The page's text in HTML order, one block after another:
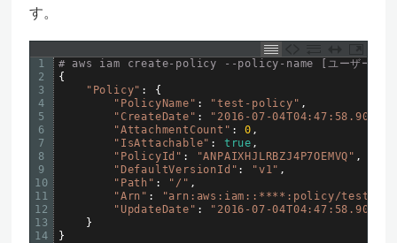
す。
1
2
3
4
5
6
7
8
9
10
11
12
13
14
# aws iam create-policy --policy-name [ユーザ
{
"Policy" :
{
"PolicyName" : "test-policy" ,
"CreateDate" : "2016-07-04T04:47:58.909Z"
"AttachmentCount" : 0 ,
"IsAttachable" : true ,
"PolicyId" : "ANPAIXHJLRBZJ4P7OEMVQ" ,
"DefaultVersionId" : "v1" ,
"Path" : "/" ,
"Arn" :
"arn:aws:iam::****:policy/test-
"UpdateDate" :
"2016-07-04T04:47:58.909Z"
}
}